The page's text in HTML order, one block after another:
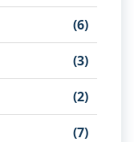
(6)
(3)
(2)
(7)